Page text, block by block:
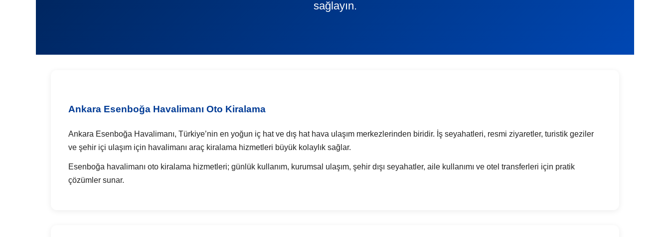
sağlayın.
Ankara Esenboğa Havalimanı Oto Kiralama
Ankara Esenboğa Havalimanı, Türkiye’nin en yoğun iç hat ve dış hat hava ulaşım merkezlerinden biridir. İş seyahatleri, resmi ziyaretler, turistik geziler
ve şehir içi ulaşım için havalimanı araç kiralama hizmetleri büyük kolaylık sağlar.
Esenboğa havalimanı oto kiralama hizmetleri; günlük kullanım, kurumsal ulaşım, şehir dışı seyahatler, aile kullanımı ve otel transferleri için pratik
çözümler sunar.